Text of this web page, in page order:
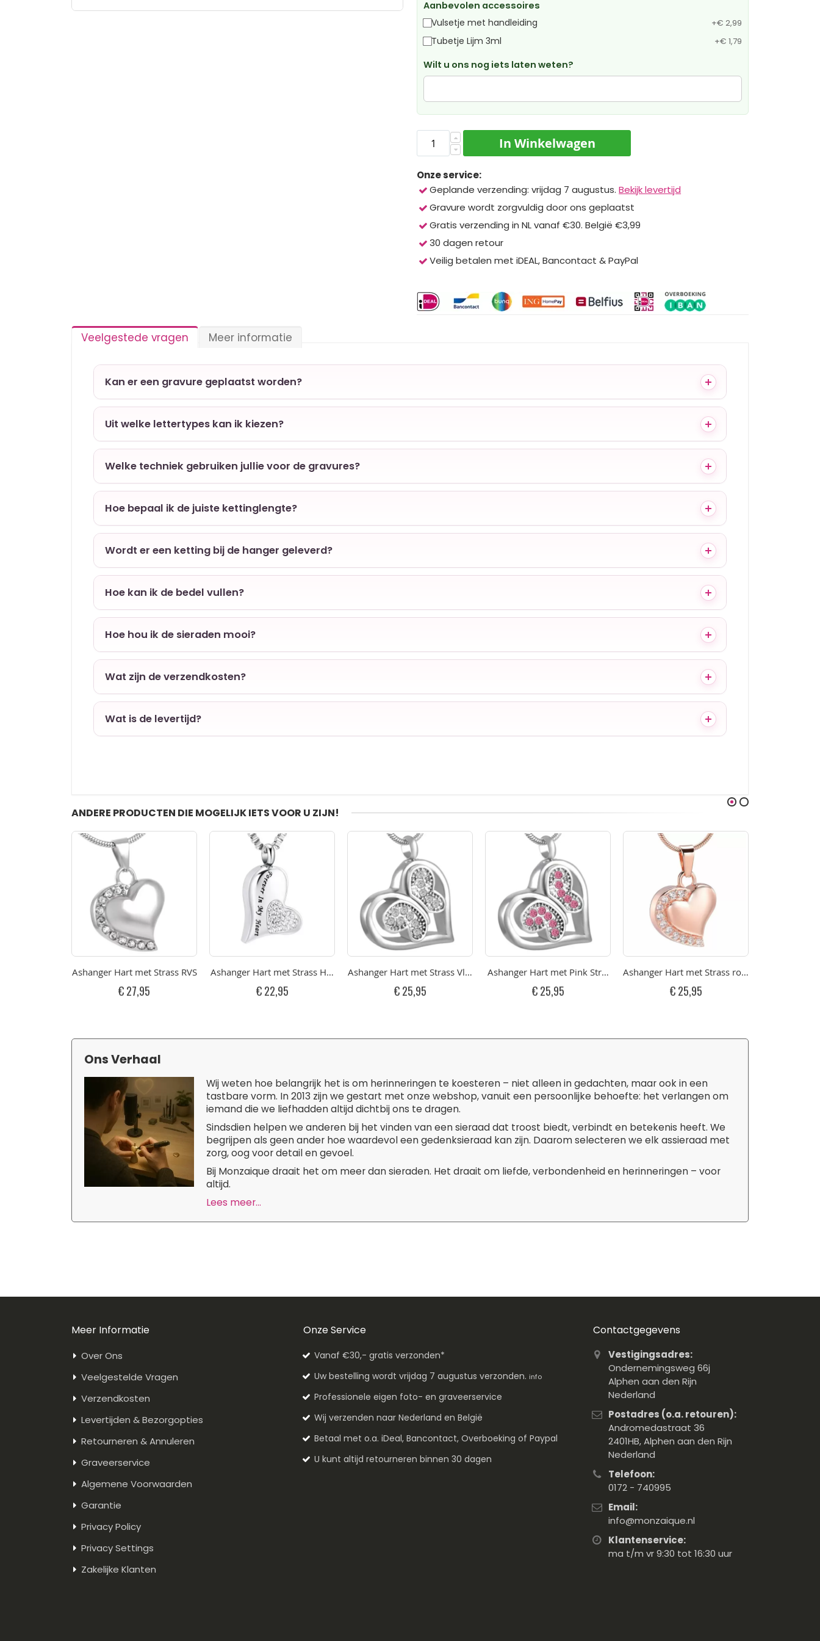
Aanbevolen accessoires
Vulsetje met handleiding
+€ 2,99
Tubetje Lijm 3ml +€ 1,79
Wilt u ons nog iets laten weten?
In Winkelwagen
Onze service:
Geplande verzending: vrijdag 7 augustus. Bekijk levertijd
Gravure wordt zorgvuldig door ons geplaatst
Gratis verzending in NL vanaf €30. België €3,99
30 dagen retour
Veilig betalen met iDEAL, Bancontact & PayPal
Veelgestede vragen
Kan er een gravure geplaatst worden?
Uit welke lettertypes kan ik kiezen?
Welke techniek gebruiken jullie voor de gravures?
Hoe bepaal ik de juiste kettinglengte?
Wordt er een ketting bij de hanger geleverd?
Hoe kan ik de bedel vullen?
Hoe hou ik de sieraden mooi?
Wat zijn de verzendkosten?
Wat is de levertijd?
Meer informatie
ANDERE PRODUCTEN DIE MOGELIJK IETS VOOR U ZIJN!
Ashanger Hart met Strass RVS
€ 27,95
Ashanger Hart met Strass Hart RVS
€ 22,95
Ashanger Hart met Strass Vlinder RVS
€ 25,95
Ashanger Hart met Pink Strass Vlinder RVS
€ 25,95
Ashanger Hart met Strass rose RVS
€ 25,95
Ons Verhaal
Wij weten hoe belangrijk het is om herinneringen te koesteren – niet alleen in gedachten, maar ook in een
tastbare vorm. In 2013 zijn we gestart met onze webshop, vanuit een persoonlijke behoefte: het verlangen om
iemand die we liefhadden altijd dichtbij ons te dragen.
Sindsdien helpen we anderen bij het vinden van een sieraad dat troost biedt, verbindt en betekenis heeft. We
begrijpen als geen ander hoe waardevol een gedenksieraad kan zijn. Daarom selecteren we elk assieraad met
zorg, oog voor detail en gevoel.
Bij Monzaique draait het om meer dan sieraden. Het draait om liefde, verbondenheid en herinneringen – voor
altijd.
Lees meer...
Meer Informatie
Over Ons
Veelgestelde Vragen
Verzendkosten
Levertijden & Bezorgopties
Retourneren & Annuleren
Graveerservice
Algemene Voorwaarden
Garantie
Privacy Policy
Privacy Settings
Zakelijke Klanten
Onze Service
Vanaf €30,- gratis verzonden*
Uw bestelling wordt vrijdag 7 augustus verzonden. info
Professionele eigen foto- en graveerservice
Wij verzenden naar Nederland en België
Betaal met o.a. iDeal, Bancontact, Overboeking of Paypal
U kunt altijd retourneren binnen 30 dagen
Contactgegevens
Vestigingsadres:
Ondernemingsweg 66j
Alphen aan den Rijn
Nederland
Postadres (o.a. retouren):
Andromedastraat 36
2401HB, Alphen aan den Rijn
Nederland
Telefoon:
0172 - 740995
Email:
info@monzaique.nl
Klantenservice:
ma t/m vr 9:30 tot 16:30 uur